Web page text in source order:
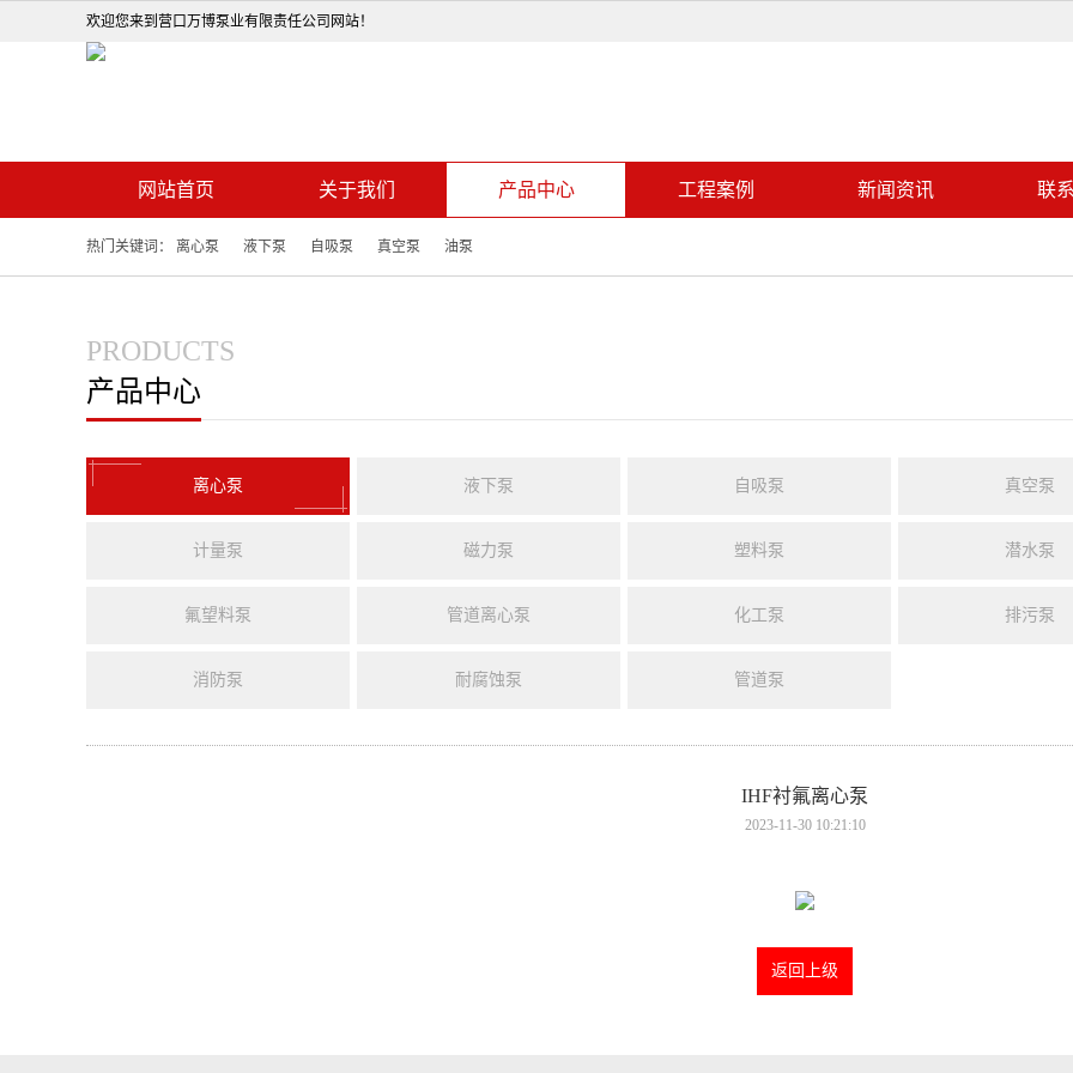
欢迎您来到营口万博泵业有限责任公司网站！
网站首页 关于我们 产品中心 工程案例 新闻资讯 联
热门关键词： 离心泵 液下泵 自吸泵 真空泵 油泵
PRODUCTS
产品中心
离心泵 液下泵 自吸泵 真空泵
计量泵 磁力泵 塑料泵 潜水泵
氟望料泵 管道离心泵 化工泵 排污泵
消防泵 耐腐蚀泵 管道泵
IHF衬氟离心泵
2023-11-30 10:21:10
返回上级